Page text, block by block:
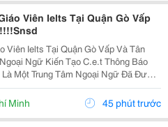
Viên Ielts Tại Quận Gò Vấp
Viên Ielts Tại Quận Gò Vấp Và Tân
Chuyên Về Chương Trình Anh Văn
Học Thuật Ielts &Ndash; Toefl Ibt. Trung Tâm...
Minh 45 phút trước